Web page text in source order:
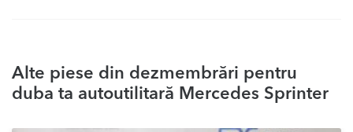
Alte piese din dezmembrări pentru
duba ta autoutilitară Mercedes Sprinter